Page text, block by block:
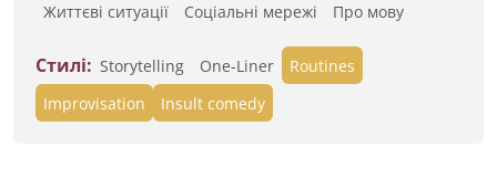
Життєві ситуації
Cоціальні мережі Про мову
Стилі: Storytelling One-Liner
Routines
Improvisation
Insult comedy